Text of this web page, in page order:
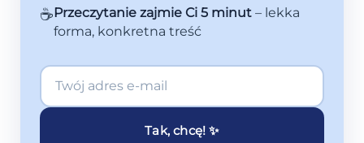
☕Przeczytanie zajmie Ci 5 minut– lekka
forma, konkretna treść
Tak, chcę! ✨